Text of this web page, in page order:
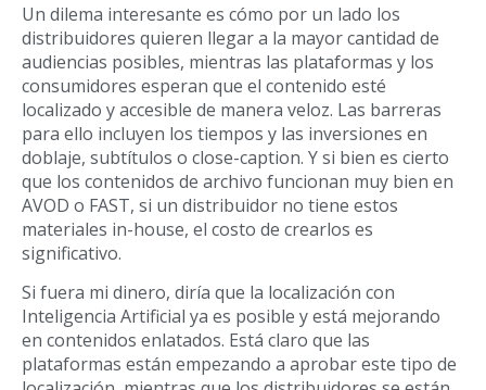
Un dilema interesante es cómo por un lado los
distribuidores quieren llegar a la mayor cantidad de
audiencias posibles, mientras las plataformas y los
consumidores esperan que el contenido esté
localizado y accesible de manera veloz. Las barreras
para ello incluyen los tiempos y las inversiones en
doblaje, subtítulos o close-caption. Y si bien es cierto
que los contenidos de archivo funcionan muy bien en
AVOD o FAST, si un distribuidor no tiene estos
materiales in-house, el costo de crearlos es
significativo.
Si fuera mi dinero, diría que la localización con
Inteligencia Artificial ya es posible y está mejorando
en contenidos enlatados. Está claro que las
plataformas están empezando a aprobar este tipo de